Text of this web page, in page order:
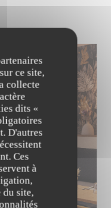
ce site,
collecte
dits «
D'autres
Ces
à
du site,